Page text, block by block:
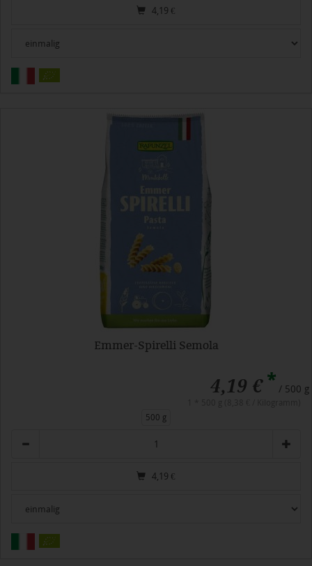
4,19 €
Emmer-Spirelli Semola
4,19 €* / 500 g
500 g
4,19 €